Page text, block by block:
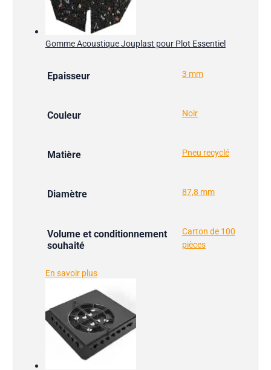
Gomme Acoustique Jouplast pour Plot Essentiel
Epaisseur 3 mm
Couleur Noir
Matière Pneu recyclé
Diamètre 87,8 mm
Volume et conditionnement
souhaité
Carton de 100
pièces
En savoir plus